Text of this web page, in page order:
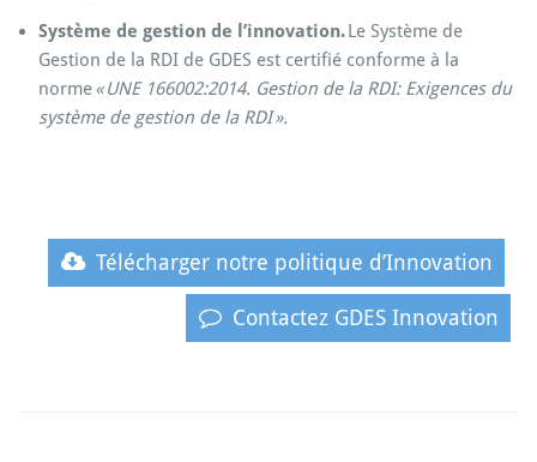
Système de gestion de l’innovation.Le Système de
Gestion de la RDI de GDES est certifié conforme à la
norme« UNE 166002:2014. Gestion de la RDI:Exigences du
système de gestion de la RDI ».
Télécharger notre politique d’Innovation
Contactez GDES Innovation